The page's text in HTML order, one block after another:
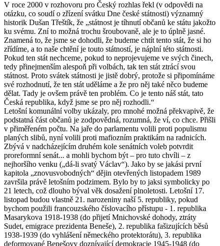
V roce 2000 v rozhovoru pro Český rozhlas řekl (v odpovědi na
otázku, co soudí o zřízení svátku Dne české státnosti) významný
historik Dušan Třeštík, že „státnost je tíhnutí občanů ke státu jakožto
ku svému. Zní to možná trochu šroubovaně, ale je to úplně jasné.
Znamená to, že jsme se dohodli, že budeme chtít tento stát, že si ho
zřídíme, a to naše chtění je touto státností, je náplní této státnosti.
Pokud ten stát nechceme, pokud to neprojevujeme ve svých činech,
tedy přinejmenším alespoň při volbách, tak ten stát ztrácí svou
státnost. Proto svátek státnosti je jistě dobrý, protože si připomínáme
své rozhodnutí, že ten stát uděláme a že pro něj také něco budeme
dělat. Tady je ovšem právě ten problém. Co je tento náš stát, tato
Česká republika, když jsme se pro něj rozhodli.“
Letošní komunální volby ukázaly, pro mnohé možná překvapivě, že
podstatná část občanů je zodpovědná, rozumná, že ví, co chce. Přišli
v přiměřeném počtu. Na jaře do parlamentu volili proti populismu
planých slibů, nyní volili proti mafiozním praktikám na radnicích.
Zbývá v nadcházejícím druhém kole senátních voleb potvrdit
proreformní senát... a mohli bychom být – pro tuto chvíli – z
nejhoršího venku („dá-li svatý Václav“). Jako by se jakási první
kapitola „znovusvobodných“ dějin otevřených listopadem 1989
završila právě letošním podzimem. Bylo by to jaksi symbolicky po
21 letech, což dlouho býval věk dosažení plnoletosti. Letošní 17.
listopad budou vlastně 21. narozeniny naší 5. republiky, pokud
bychom použili francouzského číslovacího přístupu - 1. republika
Masarykova 1918-1938 (do přijetí Mnichovské dohody, ztráty
Sudet, emigrace prezidenta Beneše), 2. republika fašizujících běsů
1938-1939 (do vyhlášení německého protektorátu), 3. republika
deformované Benešovy doznívající demokracie 1945-1948 (do